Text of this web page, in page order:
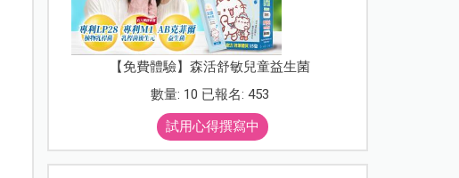
【免費體驗】森活舒敏兒童益生菌
數量: 10 已報名: 453
試用心得撰寫中